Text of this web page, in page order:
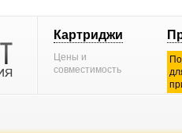
Картриджи
Цены и
совместимость